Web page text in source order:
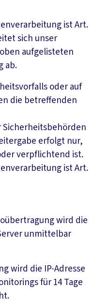
ist Art.
sich unser
aufgelisteten
ab.
oder auf
die betreffenden
erfolgt nur,
verpflichtend ist.
ist Art.
wird die
unmittelbar
wird die IP-Adresse
für 14 Tage